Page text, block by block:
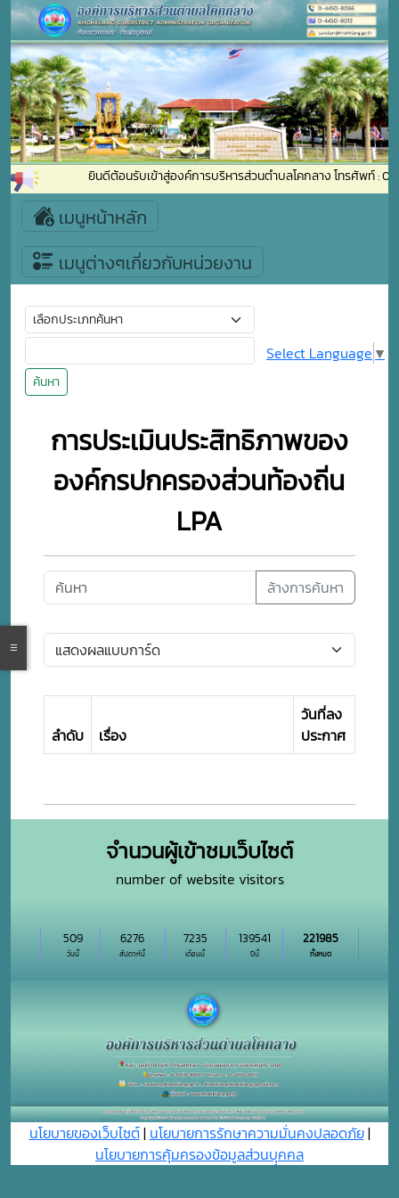
ยินดีต้อนรับเข้าสู่องค์การบริหารส่วนตำบลโคกลาง โทรศัพท์ :
เมนูหน้าหลัก
เมนูต่างๆเกี่ยวกับหน่วยงาน
ค้นหา
Select Language ▼
การประเมินประสิทธิภาพของ
องค์กรปกครองส่วนท้องถิ่น
LPA
ล้างการค้นหา
ลำดับ เรื่อง
วันที่ลง
ประกาศ
จำนวนผู้เข้าชมเว็บไซต์
number of website visitors
วันนี้
509
สัปดาห์นี้
6276
เดือนนี้
7235
ปีนี้
139541
ทั้งหมด
221985
นโยบายของเว็บไซต์| นโยบายการรักษาความมั่นคงปลอดภัย|
นโยบายการคุ้มครองข้อมูลส่วนบุุคคล